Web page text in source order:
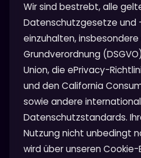
Wir sind bestrebt, alle
Datenschutzgesetze und
einzuhalten,
Grundverordnung
Union, die ePrivacy-
und den California
sowie andere
Datenschutzstandards.
Nutzung nicht unbedingt
wird über unseren